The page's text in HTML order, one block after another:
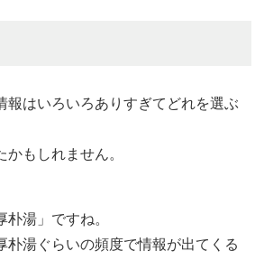
報はいろいろありすぎてどれを選ぶ
もしれません。
湯」ですね。
朴湯ぐらいの頻度で情報が出てくる